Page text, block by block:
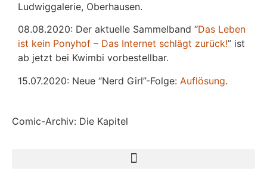
Ludwiggalerie, Oberhausen.
08.08.2020: Der aktuelle Sammelband “Das Leben
ist kein Ponyhof – Das Internet schlägt zurück!” ist
ab jetzt bei Kwimbi vorbestellbar.
15.07.2020: Neue “Nerd Girl”-Folge: Auflösung.
Comic-Archiv: Die Kapitel